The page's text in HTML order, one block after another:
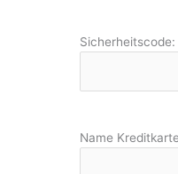
Sicherheitscode:
Name